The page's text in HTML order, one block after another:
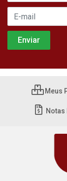
Meus